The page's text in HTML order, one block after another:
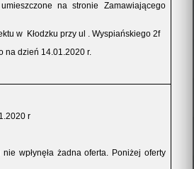
na stronie Zamawiającego
w Kłodzku przy ul . Wyspiańskiego 2f
na dzień 14.01.2020 r.
r
wpłynęła żadna oferta. Poniżej oferty